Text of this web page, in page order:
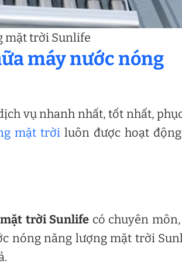
mặt trời Sunlife
máy nước nóng
vụ nhanh nhất, tốt nhất,
mặt trờiluôn được hoạt
trời Sunlife có chuyên
nóng năng lượng mặt trời